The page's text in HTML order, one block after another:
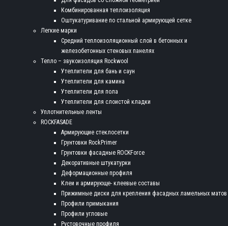
Комбинированная теплоизоляция
Оштукатуривание по стальной армирующей сетке
Легкие марки
Средний теплоизоляционный слой в бетонных и
железобетонных стеновых панелях
Тепло – звукоизоляция Rockwool
Утеплители для бань и саун
Утеплители для камина
Утеплители для пола
Утеплители для слоистой кладки
Уплотнительные ленты
ROCKFASADE
Армирующие стеклосетки
Грунтовки RockPrimer
Грунтовки фасадные ROCKForce
Декоративные штукатурки
Деформационные профиля
Клеи и армирующе- клеевые составы
Прижимные диски для крепления фасадных ламельных матов
Профили примыкания
Профили угловые
Рустовочные профиля